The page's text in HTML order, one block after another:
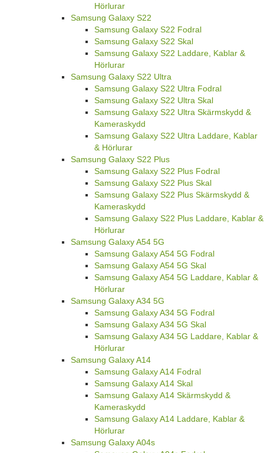
Hörlurar
Samsung Galaxy S22
Samsung Galaxy S22 Fodral
Samsung Galaxy S22 Skal
Samsung Galaxy S22 Laddare, Kablar &
Hörlurar
Samsung Galaxy S22 Ultra
Samsung Galaxy S22 Ultra Fodral
Samsung Galaxy S22 Ultra Skal
Samsung Galaxy S22 Ultra Skärmskydd &
Kameraskydd
Samsung Galaxy S22 Ultra Laddare, Kablar
& Hörlurar
Samsung Galaxy S22 Plus
Samsung Galaxy S22 Plus Fodral
Samsung Galaxy S22 Plus Skal
Samsung Galaxy S22 Plus Skärmskydd &
Kameraskydd
Samsung Galaxy S22 Plus Laddare, Kablar &
Hörlurar
Samsung Galaxy A54 5G
Samsung Galaxy A54 5G Fodral
Samsung Galaxy A54 5G Skal
Samsung Galaxy A54 5G Laddare, Kablar &
Hörlurar
Samsung Galaxy A34 5G
Samsung Galaxy A34 5G Fodral
Samsung Galaxy A34 5G Skal
Samsung Galaxy A34 5G Laddare, Kablar &
Hörlurar
Samsung Galaxy A14
Samsung Galaxy A14 Fodral
Samsung Galaxy A14 Skal
Samsung Galaxy A14 Skärmskydd &
Kameraskydd
Samsung Galaxy A14 Laddare, Kablar &
Hörlurar
Samsung Galaxy A04s